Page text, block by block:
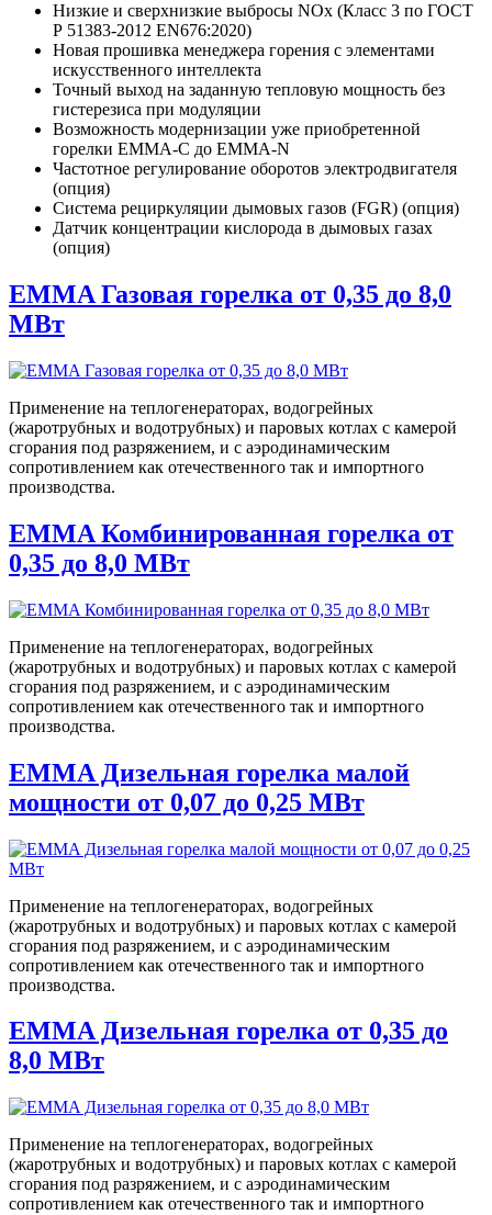
Низкие и сверхнизкие выбросы NOx (Класс 3 по ГОСТ
Р 51383-2012 EN676:2020)
Новая прошивка менеджера горения с элементами
искусственного интеллекта
Точный выход на заданную тепловую мощность без
гистерезиса при модуляции
Возможность модернизации уже приобретенной
горелки EMMA-C до EMMA-N
Частотное регулирование оборотов электродвигателя
(опция)
Система рециркуляции дымовых газов (FGR) (опция)
Датчик концентрации кислорода в дымовых газах
(опция)
EMMA Газовая горелка от 0,35 до 8,0
МВт
Применение на теплогенераторах, водогрейных
(жаротрубных и водотрубных) и паровых котлах с камерой
сгорания под разряжением, и с аэродинамическим
сопротивлением как отечественного так и импортного
производства.
EMMA Комбинированная горелка от
0,35 до 8,0 МВт
Применение на теплогенераторах, водогрейных
(жаротрубных и водотрубных) и паровых котлах с камерой
сгорания под разряжением, и с аэродинамическим
сопротивлением как отечественного так и импортного
производства.
EMMA Дизельная горелка малой
мощности от 0,07 до 0,25 МВт
Применение на теплогенераторах, водогрейных
(жаротрубных и водотрубных) и паровых котлах с камерой
сгорания под разряжением, и с аэродинамическим
сопротивлением как отечественного так и импортного
производства.
EMMA Дизельная горелка от 0,35 до
8,0 МВт
Применение на теплогенераторах, водогрейных
(жаротрубных и водотрубных) и паровых котлах с камерой
сгорания под разряжением, и с аэродинамическим
сопротивлением как отечественного так и импортного